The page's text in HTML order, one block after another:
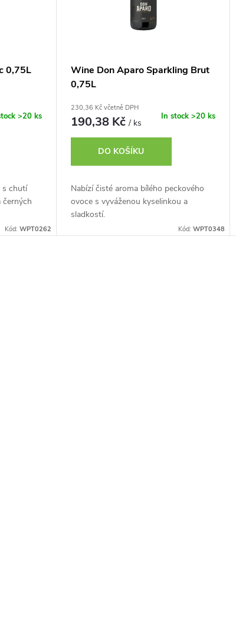
0,75L
>20 ks
s chutí
černých
Kód: WPT0262
Wine Don Aparo Sparkling Brut
0,75L
230,36 Kč včetně DPH
190,38 Kč/ ks
In stock >20 ks
DO KOŠÍKU
Nabízí čisté aroma bílého peckového
ovoce s vyváženou kyselinkou a
sladkostí.
Kód: WPT0348